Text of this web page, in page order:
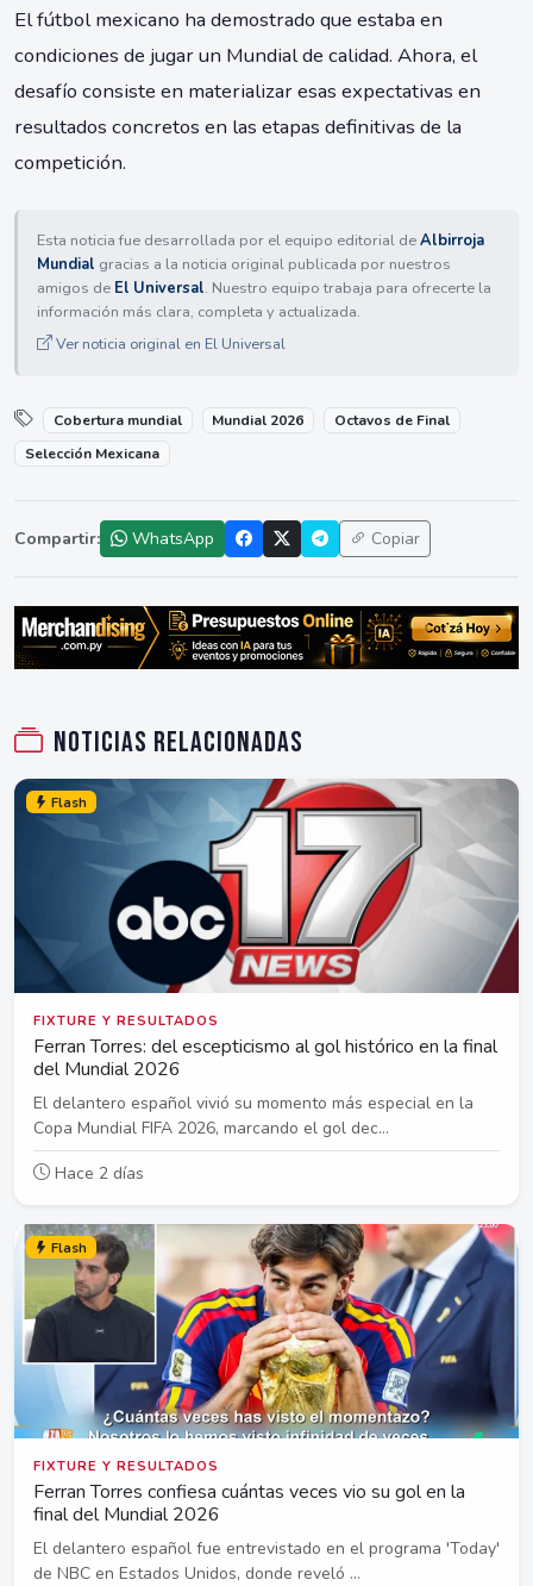
El fútbol mexicano ha demostrado que estaba en
condiciones de jugar un Mundial de calidad. Ahora, el
desafío consiste en materializar esas expectativas en
resultados concretos en las etapas definitivas de la
competición.
Esta noticia fue desarrollada por el equipo editorial deAlbirroja
Mundial gracias a la noticia original publicada por nuestros
amigos de El Universal. Nuestro equipo trabaja para ofrecerte la
información más clara, completa y actualizada.
Ver noticia original en El Universal
Cobertura mundial Mundial 2026
Octavos de Final
Selección Mexicana
Compartir: WhatsApp Copiar
Noticias relacionadas
Flash
FIXTURE Y RESULTADOS
Ferran Torres: del escepticismo al gol histórico en la final
del Mundial 2026
El delantero español vivió su momento más especial en la
Copa Mundial FIFA 2026, marcando el gol dec...
Hace 2 días
Flash
FIXTURE Y RESULTADOS
Ferran Torres confiesa cuántas veces vio su gol en la
final del Mundial 2026
El delantero español fue entrevistado en el programa 'Today'
de NBC en Estados Unidos, donde reveló ...